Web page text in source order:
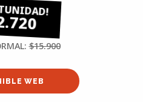
$15.900
WEB